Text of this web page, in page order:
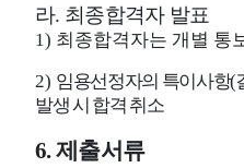
라. 최종합격자 발표
1) 최종합격자는 개별 통
2) 임용선정자의 특이사항(
발생 시 합격 취소
6.제출서류